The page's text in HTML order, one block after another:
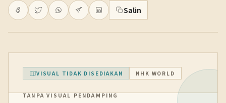
Salin
VISUAL TIDAK DISEDIAKAN NHK WORLD
TANPA VISUAL PENDAMPING